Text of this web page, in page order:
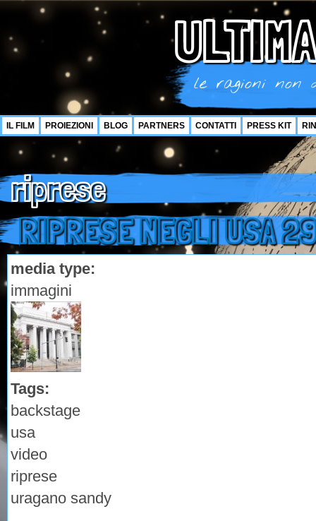
le ragioni non
IL FILM PROIEZIONI BLOG PARTNERS CONTATTI PRESS KIT
riprese
RIPRESE NEGLI USA
media type:
immagini
Tags:
backstage
usa
video
riprese
uragano sandy